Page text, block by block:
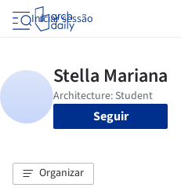
Iniciar sessão
Seguir
Organizar